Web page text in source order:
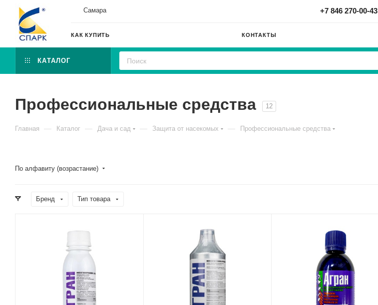
Самара +7 846 270-00-43
КАК КУПИТЬ КОНТАКТЫ
КАТАЛОГ
Профессиональные средства 12
Главная — Каталог — Дача и сад — Защита от насекомых — Профессиональные средства
По алфавиту (возрастание)
Бренд Тип товара